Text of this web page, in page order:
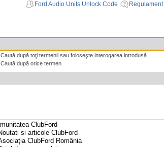
Ford Audio Units Unlock Code Regulament
Caută după toţi termenii sau foloseşte interogarea introdusă
Caută după orice termen